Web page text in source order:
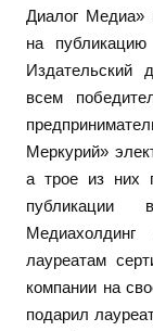
Диалог Медиа»
на
Издательский
всем
Меркурий»
а трое из них
публикации
лауреатам
компании на
подарил